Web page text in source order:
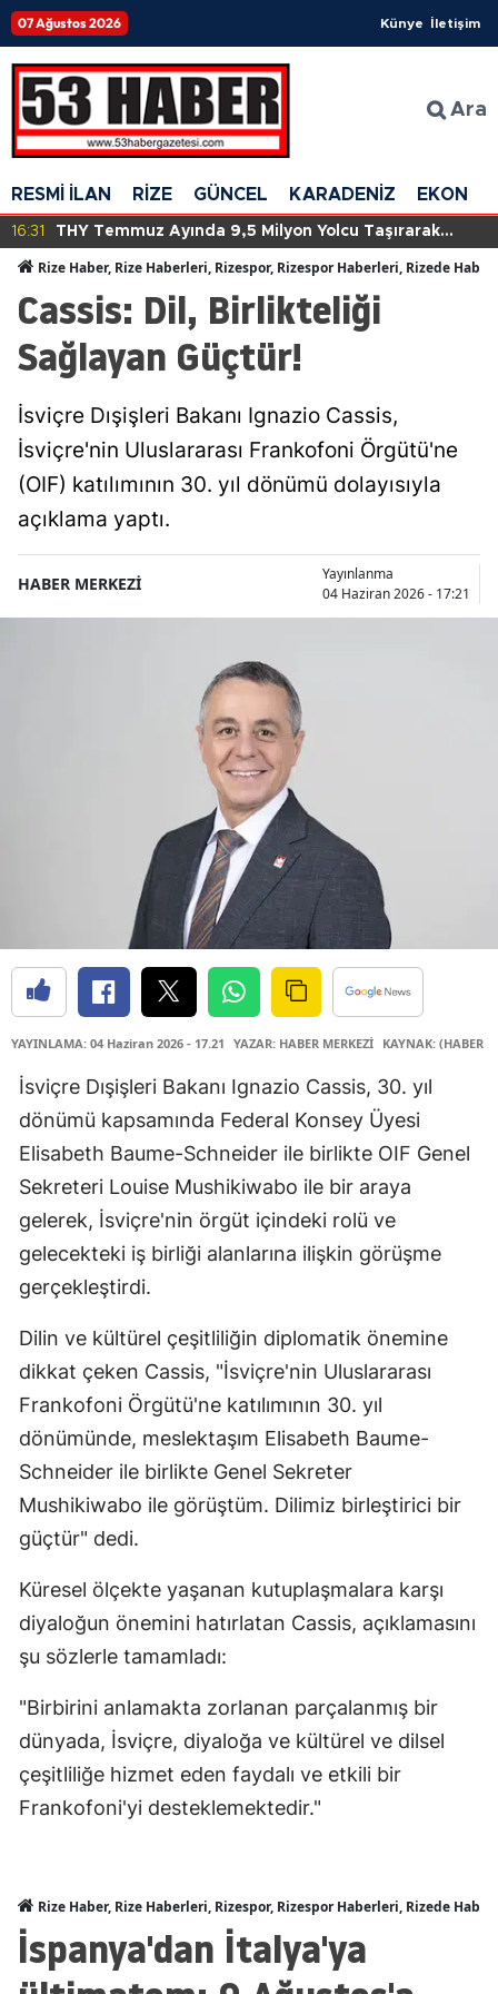
07 Ağustos 2026 Künye İletişim
Ara
RESMİ İLAN RİZE GÜNCEL KARADENİZ
16:31
THY Temmuz Ayında 9,5 Milyon Yolcu Taşırarak
Rize Haber, Rize Haberleri, Rizespor, Rizespor Haberleri, Rizede
Cassis: Dil, Birlikteliği
Sağlayan Güçtür!
İsviçre Dışişleri Bakanı Ignazio Cassis,
İsviçre'nin Uluslararası Frankofoni Örgütü'ne
(OIF) katılımının 30. yıl dönümü dolayısıyla
açıklama yaptı.
HABER MERKEZİ
Yayınlanma
04 Haziran 2026 - 17:21
YAYINLAMA: 04 Haziran 2026 - 17.21 YAZAR: HABER MERKEZİ KAYNAK: (HABER
İsviçre Dışişleri Bakanı Ignazio Cassis, 30. yıl
dönümü kapsamında Federal Konsey Üyesi
Elisabeth Baume-Schneider ile birlikte OIF Genel
Sekreteri Louise Mushikiwabo ile bir araya
gelerek, İsviçre'nin örgüt içindeki rolü ve
gelecekteki iş birliği alanlarına ilişkin görüşme
gerçekleştirdi.
Dilin ve kültürel çeşitliliğin diplomatik önemine
dikkat çeken Cassis, "İsviçre'nin Uluslararası
Frankofoni Örgütü'ne katılımının 30. yıl
dönümünde, meslektaşım Elisabeth Baume-
Schneider ile birlikte Genel Sekreter
Mushikiwabo ile görüştüm. Dilimiz birleştirici bir
güçtür" dedi.
Küresel ölçekte yaşanan kutuplaşmalara karşı
diyaloğun önemini hatırlatan Cassis, açıklamasını
şu sözlerle tamamladı:
"Birbirini anlamakta zorlanan parçalanmış bir
dünyada, İsviçre, diyaloğa ve kültürel ve dilsel
çeşitliliğe hizmet eden faydalı ve etkili bir
Frankofoni'yi desteklemektedir."
Rize Haber, Rize Haberleri, Rizespor, Rizespor Haberleri, Rizede
İspanya'dan İtalya'ya